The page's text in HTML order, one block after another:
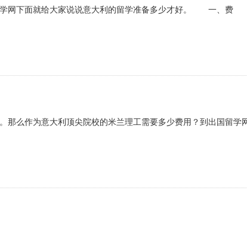
网下面就给大家说说意大利的留学准备多少才好。 一、费
那么作为意大利顶尖院校的米兰理工需要多少费用？到出国留学